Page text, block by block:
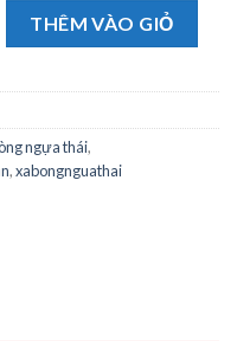
Con Ngựa Top Country
THÊM VÀO GIỎ
ngựa thái,
,xabongnguathai